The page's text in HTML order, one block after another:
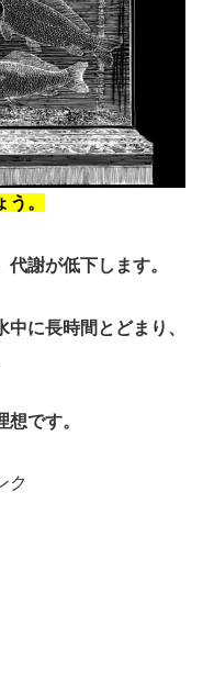
。
謝が低下します。
に長時間とどまり、
です。
ク